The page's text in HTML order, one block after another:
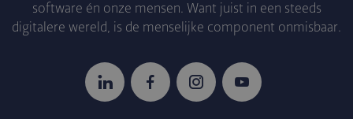
software én onze mensen. Want juist in een steeds
digitalere wereld, is de menselijke component onmisbaar.